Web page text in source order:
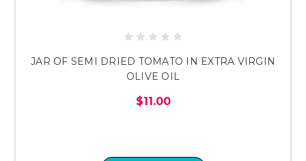
JAR OF SEMI DRIED TOMATO IN EXTRA VIRGIN
OLIVE OIL
$11.00